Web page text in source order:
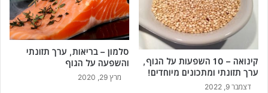
קינואה – 10 השפעות על הגוף,
ערך תזונתי ומתכונים מיוחדים!
דצמבר 9, 2022
סלמון – בריאות, ערך תזונתי
והשפעה על הגוף
מרץ 29, 2020